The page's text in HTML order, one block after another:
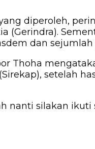
diperoleh,
(Gerindra).
dan
Thoha
setelah
nanti silakan